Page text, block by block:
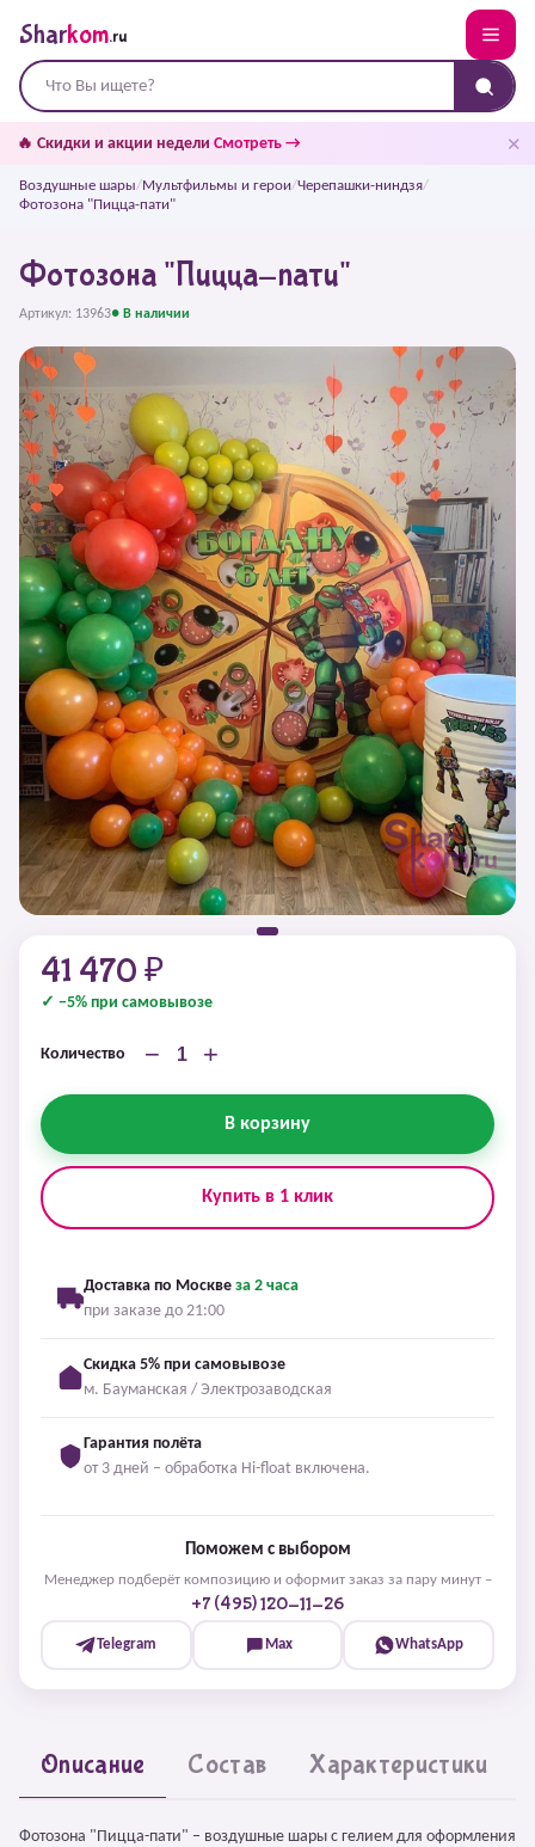
Sharkom.ru
🔥 Скидки и акции недели Смотреть → ✕
Воздушные шары/Мультфильмы и герои/Черепашки-ниндзя/
Фотозона "Пицца-пати"
Фотозона "Пицца-пати"
Артикул: 13963● В наличии
41 470 ₽
✓ −5% при самовывозе
Количество − +
В корзину
Купить в 1 клик
Доставка по Москве за 2 часа
при заказе до 21:00
Скидка 5% при самовывозе
м. Бауманская / Электрозаводская
Гарантия полёта
от 3 дней – обработка Hi-float включена.
Поможем с выбором
Менеджер подберёт композицию и оформит заказ за пару минут –
+7 (495) 120-11-26
Telegram Max WhatsApp
Описание Состав Характеристики
Фотозона "Пицца-пати" – воздушные шары с гелием для оформления